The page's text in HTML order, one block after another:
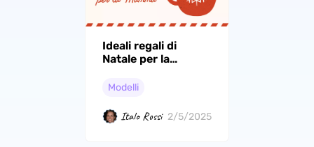
Ideali regali di
Natale per la
uniche e speciali
Modelli
Italo Rossi 2/5/2025